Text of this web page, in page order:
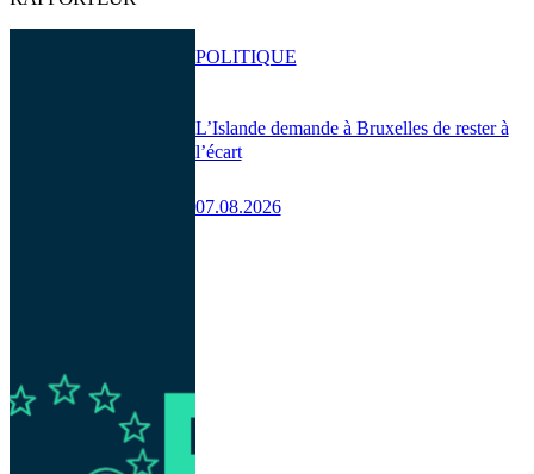
L’Islande demande à Bruxelles de rester à
l’écart
07.08.2026
POLITIQUE